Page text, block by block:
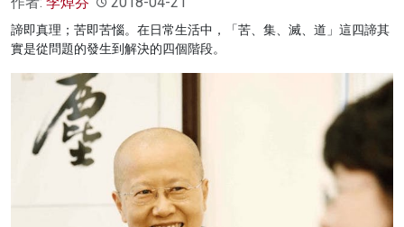
諦即真理；苦即苦惱。在日常生活中，「苦、集、滅、道」這四諦其
實是從問題的發生到解決的四個階段。